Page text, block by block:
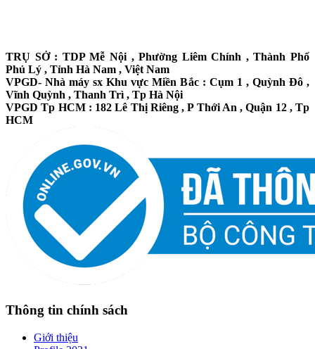
TRỤ SỞ : TDP Mễ Nội , Phường Liêm Chính , Thành Phố
Phủ Lý , Tỉnh Hà Nam , Việt Nam
VPGD- Nhà máy sx Khu vực Miền Bắc : Cụm 1 , Quỳnh Đô ,
Vĩnh Quỳnh , Thanh Trì , Tp Hà Nội
VPGD Tp HCM : 182 Lê Thị Riêng , P Thới An , Quận 12 , Tp
HCM
Thông tin chính sách
Giới thiệu